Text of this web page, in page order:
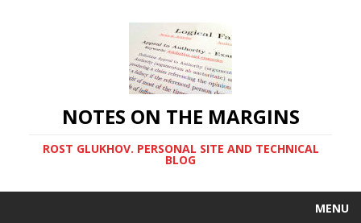
NOTES ON THE MARGINS
ROST GLUKHOV. PERSONAL SITE AND TECHNICAL
BLOG
MENU